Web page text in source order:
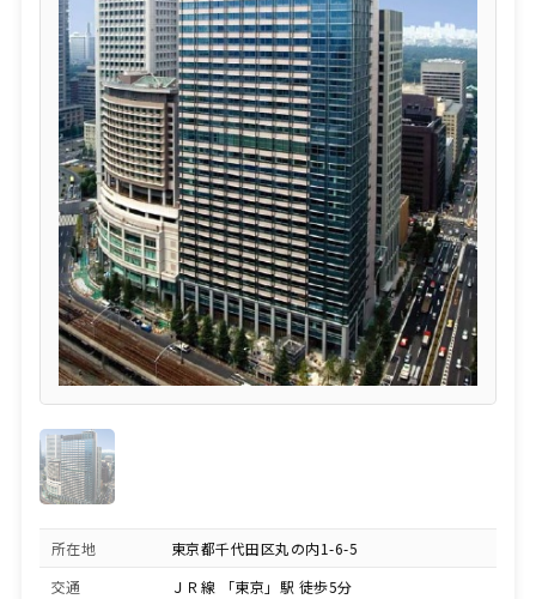
所在地
東京都千代田区丸の内1-6-5
交通
ＪＲ線 「東京」駅 徒歩5分